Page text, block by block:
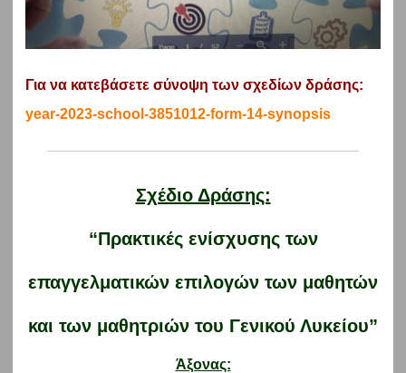
Για να κατεβάσετε σύνοψη των σχεδίων δράσης:
year-2023-school-3851012-form-14-synopsis
Σχέδιο Δράσης:
“Πρακτικές ενίσχυσης των
επαγγελματικών επιλογών των μαθητών
και των μαθητριών του Γενικού Λυκείου”
Άξονας: